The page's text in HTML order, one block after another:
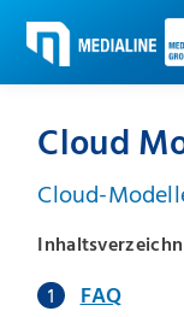
Cloud
Cloud-
FAQ